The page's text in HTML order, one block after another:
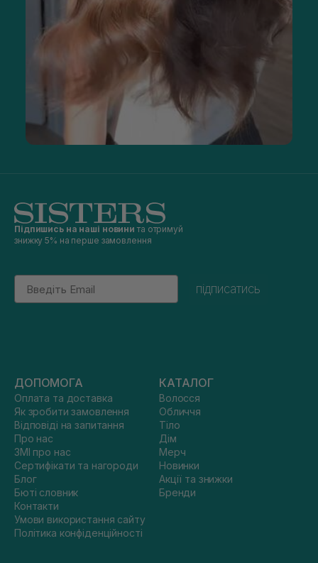
Підпишись на наші новини та отримуй
знижку 5% на перше замовлення
Email
підписатись
ДОПОМОГА
Оплата та доставка
Як зробити замовлення
Відповіді на запитання
Про нас
ЗМІ про нас
Сертифікати та нагороди
Блог
Бюті словник
Контакти
Умови використання сайту
Політика конфіденційності
КАТАЛОГ
Волосся
Обличчя
Тіло
Дім
Мерч
Новинки
Акції та знижки
Бренди